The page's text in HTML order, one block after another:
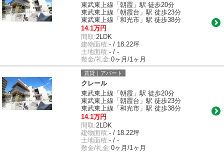
東武東上線「朝霞」駅 徒歩20分
東武東上線「朝霞台」駅 徒歩23分
東武東上線「和光市」駅 徒歩38分
14.1万円
間取:2LDK
建物面積:- / 18.22坪
土地面積:- / -
敷金/礼金:0ヶ月/1ヶ月
賃貸｜アパート
クレール
東武東上線「朝霞」駅 徒歩20分
東武東上線「朝霞台」駅 徒歩23分
東武東上線「和光市」駅 徒歩38分
14.1万円
間取:2LDK
建物面積:- / 18.22坪
土地面積:- / -
敷金/礼金:0ヶ月/1ヶ月